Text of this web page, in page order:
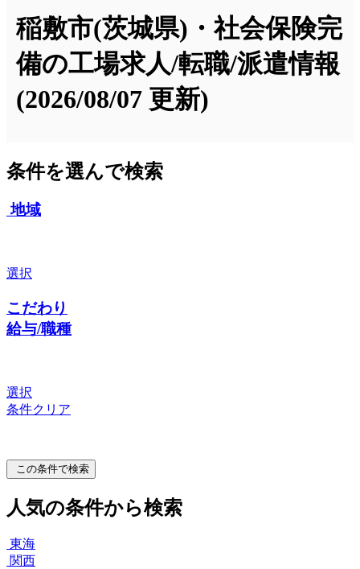
稲敷市(茨城県)・社会保険完
備の工場求人/転職/派遣情報
(2026/08/07 更新)
条件を選んで検索
地域
選択
こだわり
給与/職種
選択
条件クリア
この条件で検索
人気の条件から検索
東海
関西